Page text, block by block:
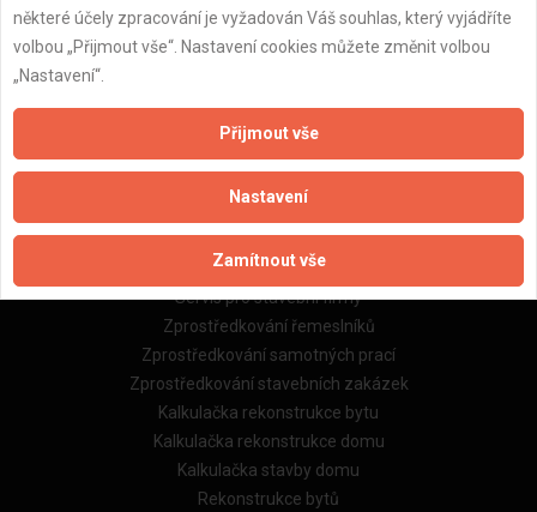
Naše firmy a řemeslníci
Zpracování a ochrana osobních údajů
Obchodní podmínky (zprostředkování)
Obchodní podmínky (rozpočtování)
Reference
Naše excelové tabulky online
Naše služby
Servis pro stavební firmy
Zprostředkování řemeslníků
Zprostředkování samotných prací
Zprostředkování stavebních zakázek
Kalkulačka rekonstrukce bytu
Kalkulačka rekonstrukce domu
Kalkulačka stavby domu
Rekonstrukce bytů
některé účely zpracování je vyžadován Váš souhlas, který vyjádříte
volbou „Přijmout vše“. Nastavení cookies můžete změnit volbou
„Nastavení“.
Přijmout vše
Nastavení
Zamítnout vše